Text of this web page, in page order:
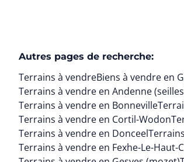
Autres pages de recherche:
Terrains à vendreBiens à vendre en
Terrains à vendre en Andenne
Terrains à vendre en Bonneville
Terrains à vendre en Cortil-Wodon
Terrains à vendre en Donceel
Terrains à vendre en Fexhe-Le-Haut-